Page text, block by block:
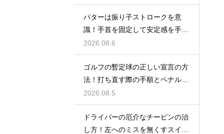
パターは振り子ストロークを意
識！手首を固定して安定感を手に
入れる
2026.08.6
ゴルフの暫定球の正しい宣言の方
法！打ち直す際の手順とペナルテ
ィの扱い
2026.08.5
ドライバーの厄介なチーピンの治
し方！左へのミスを無くすスイン